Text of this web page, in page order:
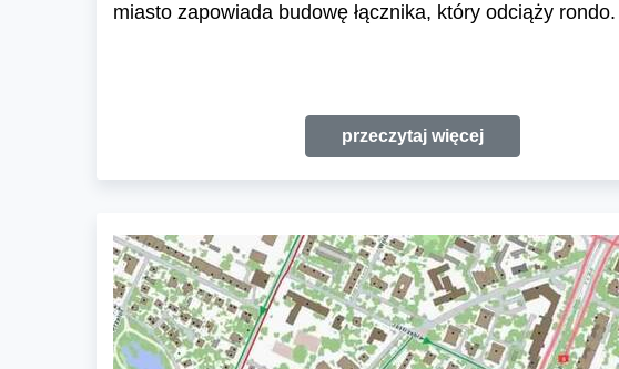
miasto zapowiada budowę łącznika, który odciąży rondo.
przeczytaj więcej